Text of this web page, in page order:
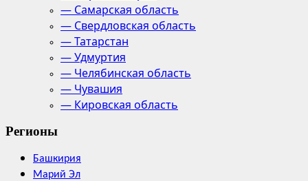
— Самарская область
— Свердловская область
— Татарстан
— Удмуртия
— Челябинская область
— Чувашия
— Кировская область
Регионы
Башкирия
Марий Эл